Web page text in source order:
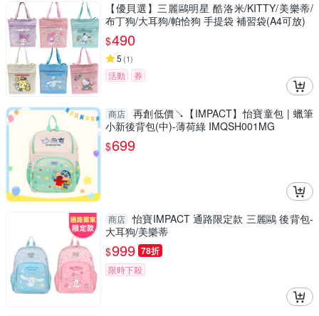
【優貝選】三麗鷗明星 酷洛米/KITTY/美樂蒂/
布丁狗/大耳狗/帕恰狗 手提袋 補習袋(A4可放)
$490
5 (1)
活動 券
商店
再創低價↘【IMPACT】怡寶童包 | 蠟筆
小新後背包(中)-薄荷綠 IMQSH001MG
$699
商店 怡寶IMPACT 通路限定款 三麗鷗 後背包-
大耳狗/美樂蒂
$999 78折
限時下殺